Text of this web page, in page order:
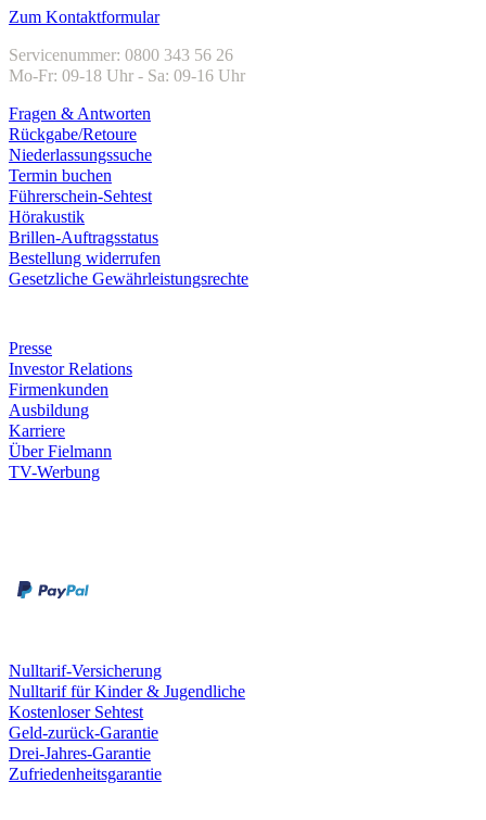
Zum Kontaktformular
Servicenummer: 0800 343 56 26
Mo-Fr: 09-18 Uhr - Sa: 09-16 Uhr
Fragen & Antworten
Rückgabe/Retoure
Niederlassungssuche
Termin buchen
Führerschein-Sehtest
Hörakustik
Brillen-Auftragsstatus
Bestellung widerrufen
Gesetzliche Gewährleistungsrechte
Presse
Investor Relations
Firmenkunden
Ausbildung
Karriere
Über Fielmann
TV-Werbung
Nulltarif-Versicherung
Nulltarif für Kinder & Jugendliche
Kostenloser Sehtest
Geld-zurück-Garantie
Drei-Jahres-Garantie
Zufriedenheitsgarantie